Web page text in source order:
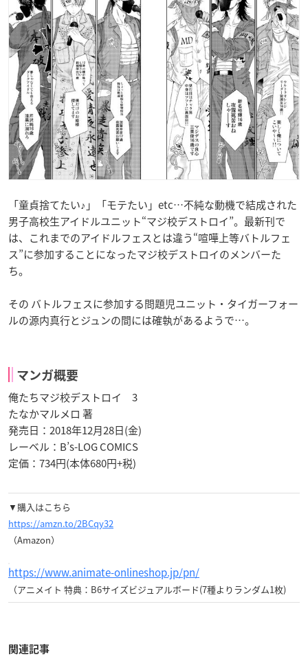
「童貞捨てたい♪」「モテたい」etc…不純な動機で結成された
男子高校生アイドルユニット“マジ校デストロイ”。最新刊で
は、これまでのアイドルフェスとは違う“喧嘩上等バトルフェ
ス”に参加することになったマジ校デストロイのメンバーた
ち。
その バトルフェスに参加する問題児ユニット・タイガーフォー
ルの源内真行とジュンの間には確執があるようで…。
マンガ概要
俺たちマジ校デストロイ 3
たなかマルメロ 著
発売日：2018年12月28日(金)
レーベル：B’s-LOG COMICS
定価：734円(本体680円+税)
▼購入はこちら
https://amzn.to/2BCqy32
（Amazon）
https://www.animate-onlineshop.jp/pn/
（アニメイト 特典：B6サイズビジュアルボード(7種よりランダム1枚)
関連記事